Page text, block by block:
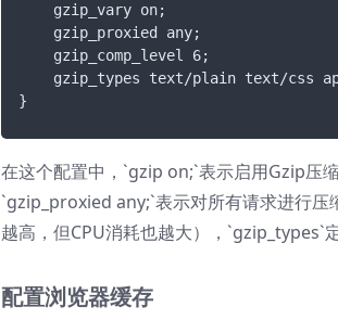
    gzip_vary on;
    gzip_proxied any;
    gzip_comp_level 6;
gzip_types text/plain text/css
}
在这个配置中，`gzip on;`表示启用Gzip压
`gzip_proxied any;`表示对所有请求进行
越高，但CPU消耗也越大），`gzip_types`
配置浏览器缓存